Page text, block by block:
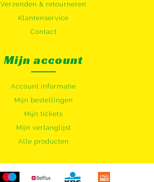
Verzenden & retourneren
Klantenservice
Contact
Mijn account
Account informatie
Mijn bestellingen
Mijn tickets
Mijn verlanglijst
Alle producten